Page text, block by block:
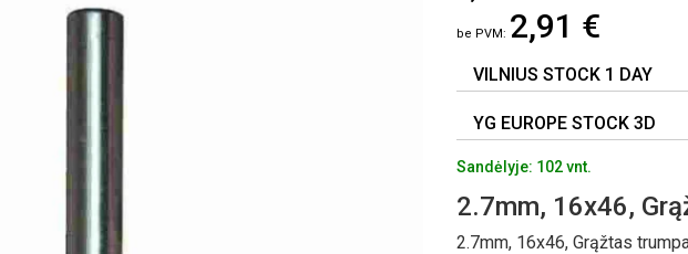
2,91 €
VILNIUS STOCK 1 DAY
YG EUROPE STOCK 3D
Sandėlyje: 102 vnt.
2.7mm, 16x46,
2.7mm, 16x46, Grąžtas